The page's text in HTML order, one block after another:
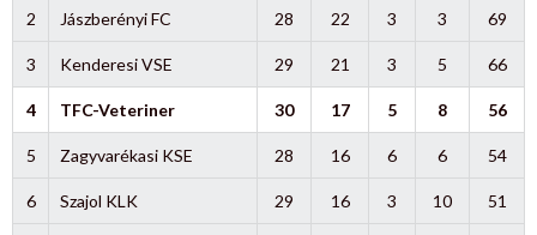
2 Jászberényi FC 28 22 3 3 69
3 Kenderesi VSE 29 21 3 5 66
4 TFC-Veteriner 30 17 5 8 56
5 Zagyvarékasi KSE 28 16 6 6 54
6 Szajol KLK 29 16 3 10 51